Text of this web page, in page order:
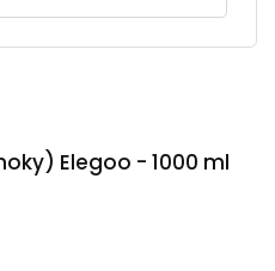
Elegoo - 1000 ml